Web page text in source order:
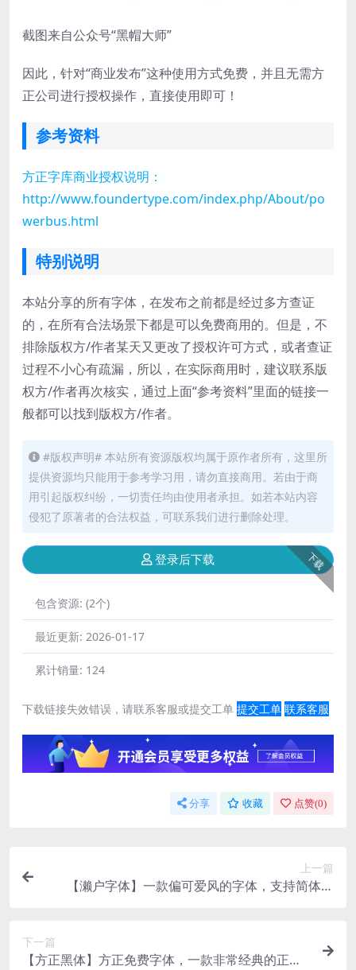
截图来自公众号“黑帽大师”
因此，针对“商业发布”这种使用方式免费，并且无需方
正公司进行授权操作，直接使用即可！
参考资料
方正字库商业授权说明：
http://www.foundertype.com/index.php/About/po
werbus.html
特别说明
本站分享的所有字体，在发布之前都是经过多方查证
的，在所有合法场景下都是可以免费商用的。但是，不
排除版权方/作者某天又更改了授权许可方式，或者查证
过程不小心有疏漏，所以，在实际商用时，建议联系版
权方/作者再次核实，通过上面“参考资料”里面的链接一
般都可以找到版权方/作者。
#版权声明# 本站所有资源版权均属于原作者所有，这里所
提供资源均只能用于参考学习用，请勿直接商用。若由于商
用引起版权纠纷，一切责任均由使用者承担。如若本站内容
侵犯了原著者的合法权益，可联系我们进行删除处理。
下载
登录后下载
包含资源: (2个)
最近更新: 2026-01-17
累计销量: 124
下载链接失效错误，请联系客服或提交工单 提交工单 联系客服
分享 收藏 点赞(0)
上一篇
【濑户字体】一款偏可爱风的字体，支持简体中
下一篇
【方正黑体】方正免费字体，一款非常经典的正文